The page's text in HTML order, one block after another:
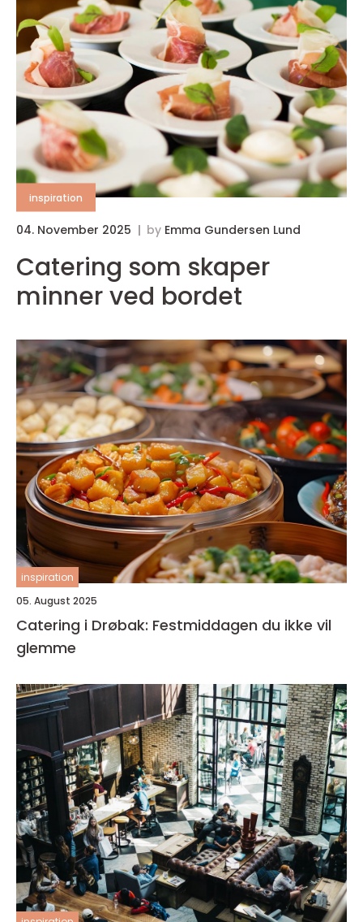
inspiration
04. November 2025 by Emma Gundersen Lund
Catering som skaper
minner ved bordet
inspiration
05. August 2025
Catering i Drøbak: Festmiddagen du ikke vil
glemme